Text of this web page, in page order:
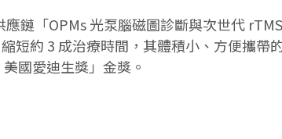
鏈「OPMs 光泵腦磁圖診斷與次世代
短約 3 成治療時間，其體積小、方便攜帶
國愛迪生獎」金獎。